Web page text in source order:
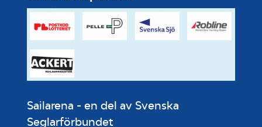
Sailarena - en del av Svenska
Seglarförbundet